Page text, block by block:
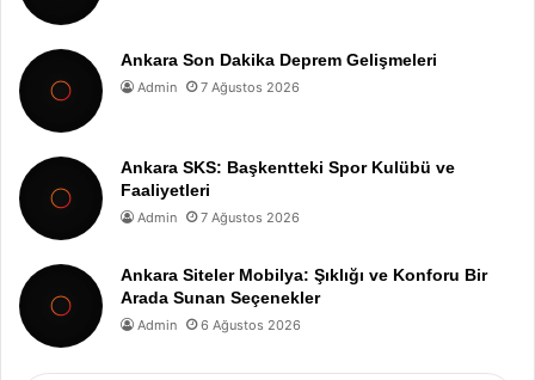
Ankara Son Dakika Deprem Gelişmeleri
Admin 7 Ağustos 2026
Ankara SKS: Başkentteki Spor Kulübü ve
Faaliyetleri
Admin 7 Ağustos 2026
Ankara Siteler Mobilya: Şıklığı ve Konforu Bir
Arada Sunan Seçenekler
Admin 6 Ağustos 2026